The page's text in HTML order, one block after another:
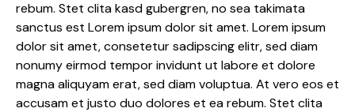
rebum. Stet clita kasd gubergren, no sea takimata
sanctus est Lorem ipsum dolor sit amet. Lorem ipsum
dolor sit amet, consetetur sadipscing elitr, sed diam
nonumy eirmod tempor invidunt ut labore et dolore
magna aliquyam erat, sed diam voluptua. At vero eos et
accusam et justo duo dolores et ea rebum. Stet clita